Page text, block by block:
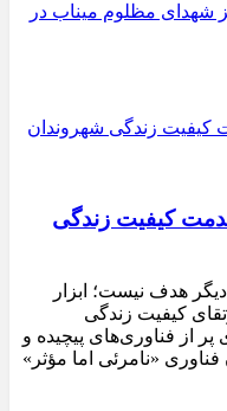
شهدای مظلوم میناب در
کیفیت زندگی
دیگر هدف نیست؛ ابزار
کیفیت زندگی
از فناوری‌های پیچیده و
«نامرئی اما مؤثر»